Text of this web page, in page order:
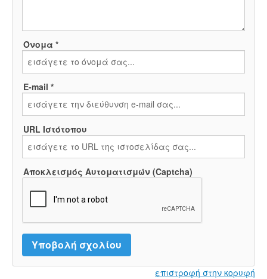
Όνομα *
E-mail *
URL Ιστότοπου
Αποκλεισμός Αυτοματισμών (Captcha)
επιστροφή στην κορυφή